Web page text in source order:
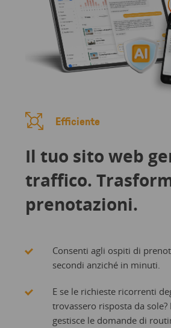
Efficiente
Il tuo sito web
traffico.
prenotazioni.
Consenti agli ospiti di
secondi anziché in minuti.
E se le richieste ricorrenti
trovassero risposta da sole?
gestisce le domande di